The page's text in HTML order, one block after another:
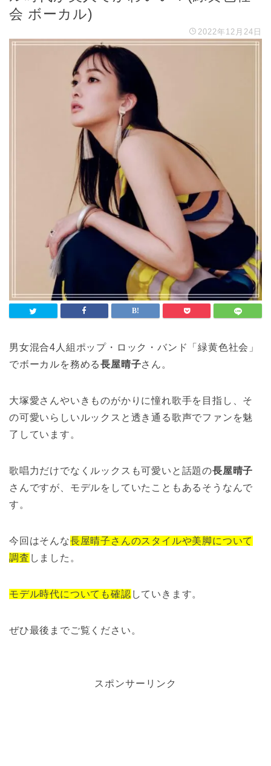
会 ボーカル)
2022年12月24日
男女混合4人組ポップ・ロック・バンド「緑黄色社会」
でボーカルを務める長屋晴子さん。
大塚愛さんやいきものがかりに憧れ歌手を目指し、そ
の可愛いらしいルックスと透き通る歌声でファンを魅
了しています。
歌唱力だけでなくルックスも可愛いと話題の長屋晴子
さんですが、モデルをしていたこともあるそうなんで
す。
今回はそんな長屋晴子さんのスタイルや美脚について
調査 しました。
モデル時代についても確認 していきます。
ぜひ最後までご覧ください。
スポンサーリンク